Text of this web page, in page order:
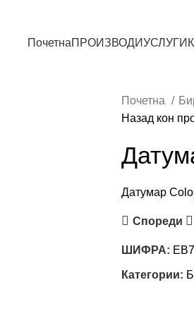
ПочетнаПРОИЗВОДИУСЛУГИ
Почетна
Назад кон
Датумар
Спореди
ШИФРА:
Категории: